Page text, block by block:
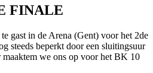
FINALE
gast in de Arena (Gent) voor het 2de
steeds beperkt door een sluitingsuur
maaktem we ons op voor het BK 10